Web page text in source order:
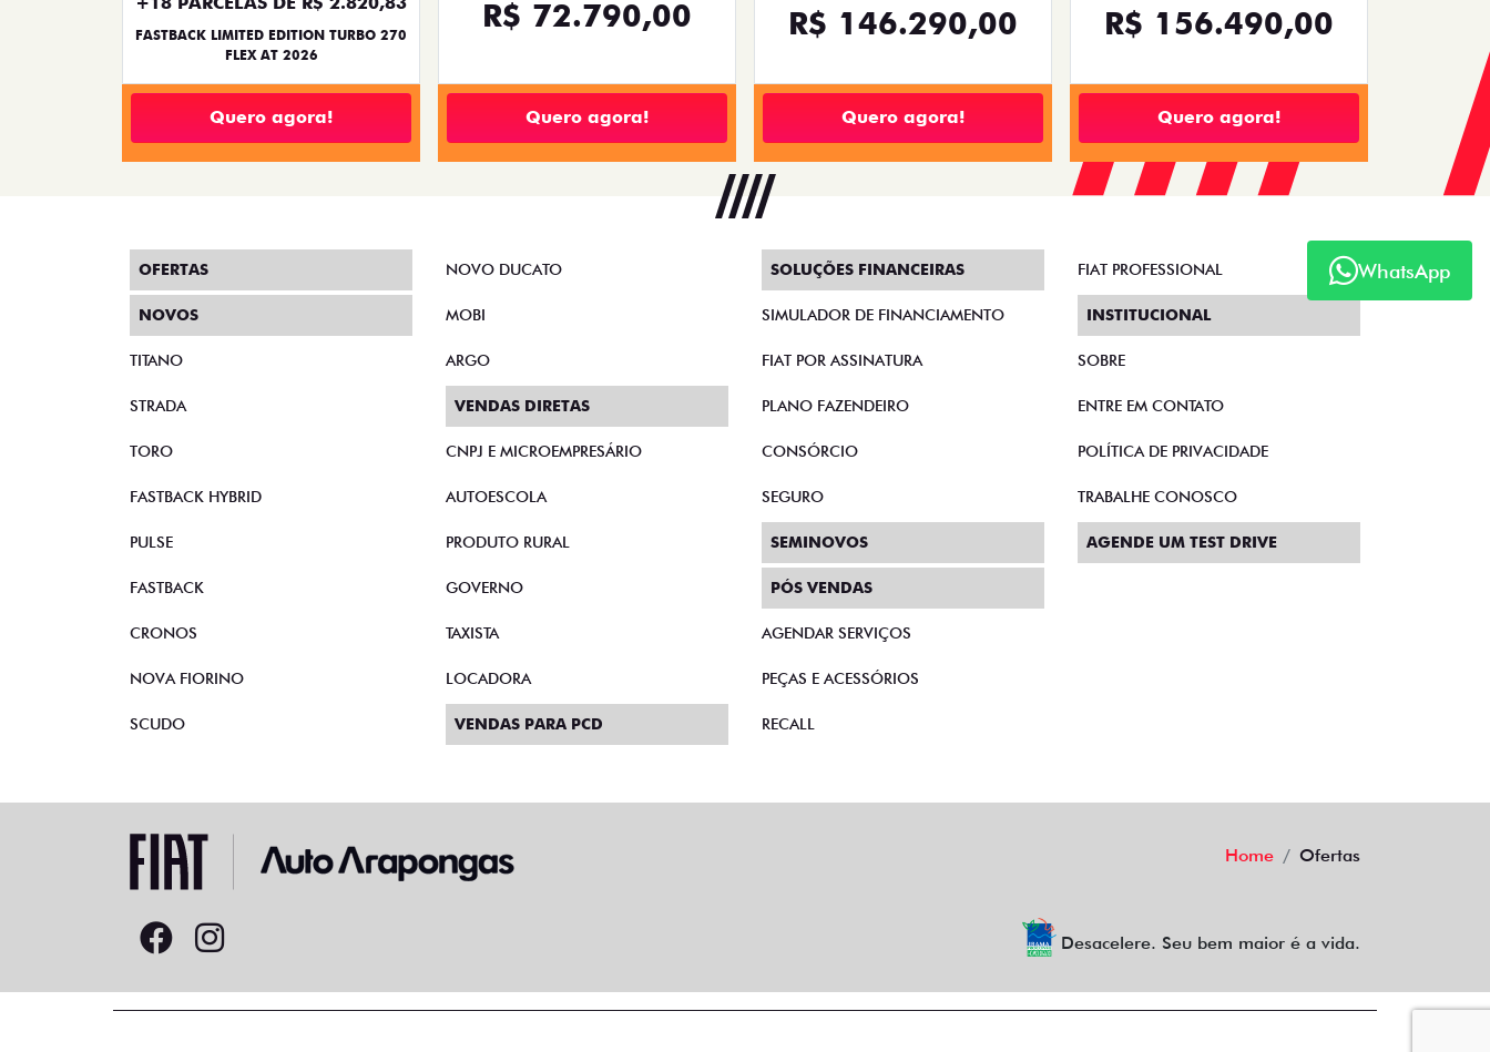
FASTBACK LIMITED EDITION TURBO 270
FLEX AT 2026
Quero agora!
R$ 72.790,00
Quero agora!
R$ 146.290,00
Quero agora!
R$ 156.490,00
Quero agora!
WhatsApp
OFERTAS
NOVOS
TITANO
STRADA
TORO
FASTBACK HYBRID
PULSE
FASTBACK
CRONOS
NOVA FIORINO
SCUDO
NOVO DUCATO
MOBI
ARGO
VENDAS DIRETAS
CNPJ E MICROEMPRESÁRIO
AUTOESCOLA
PRODUTO RURAL
GOVERNO
TAXISTA
LOCADORA
VENDAS PARA PCD
SOLUÇÕES FINANCEIRAS
SIMULADOR DE FINANCIAMENTO
FIAT POR ASSINATURA
PLANO FAZENDEIRO
CONSÓRCIO
SEGURO
SEMINOVOS
PÓS VENDAS
AGENDAR SERVIÇOS
PEÇAS E ACESSÓRIOS
RECALL
FIAT PROFESSIONAL
INSTITUCIONAL
SOBRE
ENTRE EM CONTATO
POLÍTICA DE PRIVACIDADE
TRABALHE CONOSCO
AGENDE UM TEST DRIVE
Home Ofertas
Desacelere. Seu bem maior é a vida.